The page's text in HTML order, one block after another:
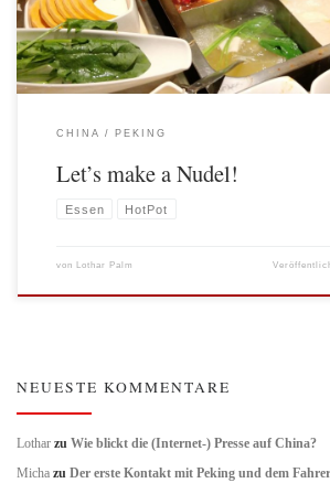
CHINA PEKING
Let’s make a Nudel!
Essen HotPot
von Lothar Palm
NEUESTE KOMMENTARE
Lothar zu Wie blickt die (Internet-) Presse auf China?
Micha zu Der erste Kontakt mit Peking und dem